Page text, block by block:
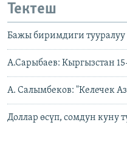
Тектеш
Бажы биримдиги
А.Сарыбаев: Кыргызстан
А. Салымбеков: "Келечек
Доллар өсүп, сомдун куну